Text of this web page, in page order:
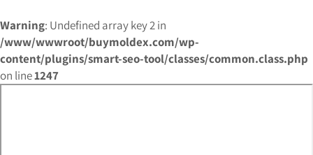
Warning: Undefined array key 2 in
/www/wwwroot/buymoldex.com/wp-
content/plugins/smart-seo-tool/classes/common.class.php
on line1247